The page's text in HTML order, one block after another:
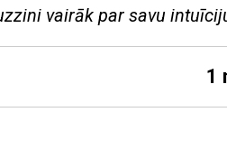
vairāk par savu
1